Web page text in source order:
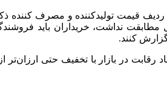
قیمت تولیدکننده و مصرف کننده
نداشت، خریداران باید
کنند.
رقابت در بازار با تخفیف حتی